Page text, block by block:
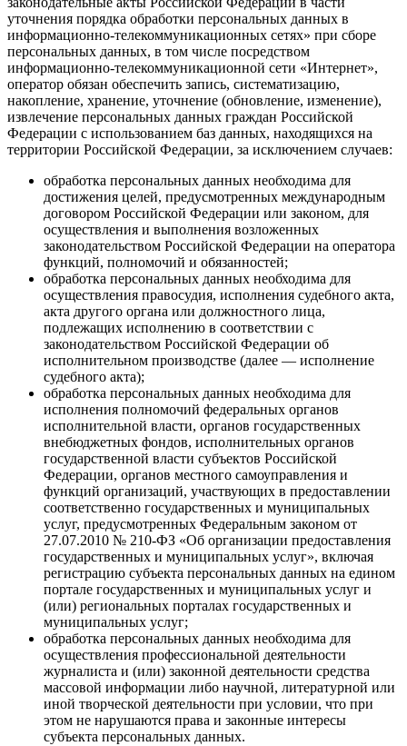
уточнения порядка обработки персональных данных в
информационно-телекоммуникационных сетях» при сборе
персональных данных, в том числе посредством
информационно-телекоммуникационной сети «Интернет»,
оператор обязан обеспечить запись, систематизацию,
накопление, хранение, уточнение (обновление, изменение),
извлечение персональных данных граждан Российской
Федерации с использованием баз данных, находящихся на
территории Российской Федерации, за исключением случаев:
обработка персональных данных необходима для
достижения целей, предусмотренных международным
договором Российской Федерации или законом, для
осуществления и выполнения возложенных
законодательством Российской Федерации на оператора
функций, полномочий и обязанностей;
обработка персональных данных необходима для
осуществления правосудия, исполнения судебного акта,
акта другого органа или должностного лица,
подлежащих исполнению в соответствии с
законодательством Российской Федерации об
исполнительном производстве (далее — исполнение
судебного акта);
обработка персональных данных необходима для
исполнения полномочий федеральных органов
исполнительной власти, органов государственных
внебюджетных фондов, исполнительных органов
государственной власти субъектов Российской
Федерации, органов местного самоуправления и
функций организаций, участвующих в предоставлении
соответственно государственных и муниципальных
услуг, предусмотренных Федеральным законом от
27.07.2010 № 210-ФЗ «Об организации предоставления
государственных и муниципальных услуг», включая
регистрацию субъекта персональных данных на едином
портале государственных и муниципальных услуг и
(или) региональных порталах государственных и
муниципальных услуг;
обработка персональных данных необходима для
осуществления профессиональной деятельности
журналиста и (или) законной деятельности средства
массовой информации либо научной, литературной или
иной творческой деятельности при условии, что при
этом не нарушаются права и законные интересы
субъекта персональных данных.